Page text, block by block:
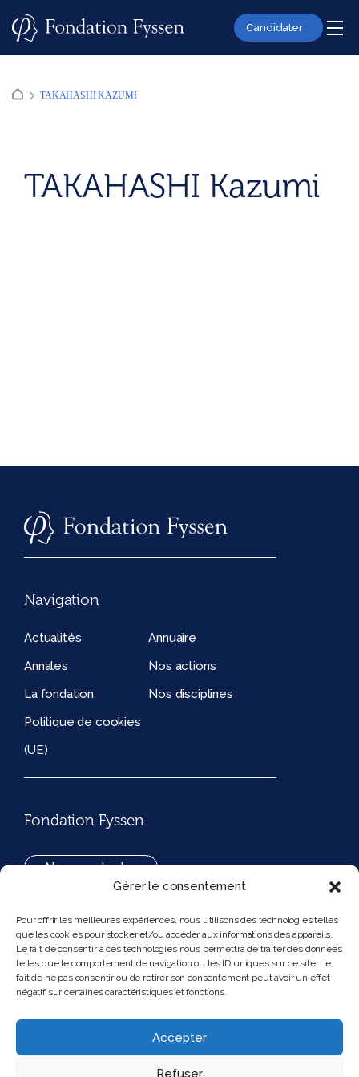
Gérer le consentement
Pour offrir les meilleures expériences, nous utilisons des technologies telles
que les cookies pour stocker et/ou accéder aux informations des appareils.
Le fait de consentir à ces technologies nous permettra de traiter des données
telles que le comportement de navigation ou les ID uniques sur ce site. Le
fait de ne pas consentir ou de retirer son consentement peut avoir un effet
négatif sur certaines caractéristiques et fonctions.
Accepter
Refuser
Candidater
TAKAHASHI KAZUMI
TAKAHASHI Kazumi
Navigation
Actualités
Annuaire
Annales
Nos actions
La fondation
Nos disciplines
Politique de cookies
(UE)
Fondation Fyssen
Nous contacter
194, rue de Rivoli 75001 Paris France
Nous suivre